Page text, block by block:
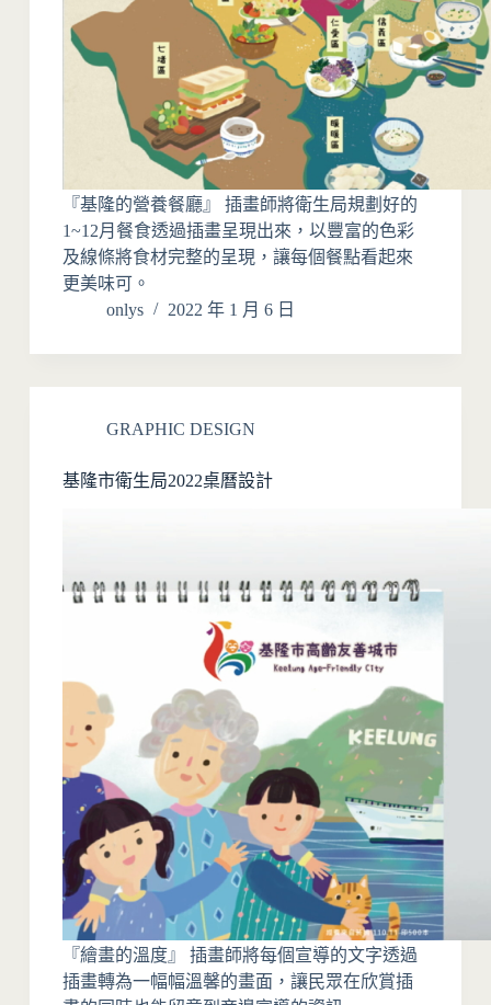
『基隆的營養餐廳』 插畫師將衛生局規劃好的
1~12月餐食透過插畫呈現出來，以豐富的色彩
及線條將食材完整的呈現，讓每個餐點看起來
更美味可。
onlys
2022 年 1 月 6 日
GRAPHIC DESIGN
基隆市衛生局2022桌曆設計
『繪畫的溫度』 插畫師將每個宣導的文字透過
插畫轉為一幅幅溫馨的畫面，讓民眾在欣賞插